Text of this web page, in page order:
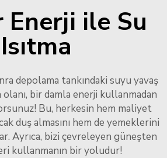
Enerji ile Su
Isıtma
depolama tankındaki suyu yavaş
olanı, bir damla enerji kullanmadan
Bu, herkesin hem maliyet
duş almasını hem de yemeklerini
Ayrıca, bizi çevreleyen güneşten
kullanmanın bir yoludur!